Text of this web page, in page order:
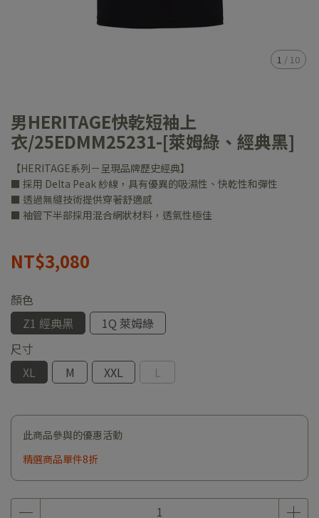
1 / 10
男HERITAGE快乾短袖上
衣/25EDMM25231-[萊姆綠、經典黑]
【HERITAGE系列－呈現品牌歷史經典】
■ 採用 Delta Peak 紗線，具有優異的吸濕性、快乾性和彈性
■ 透過無縫​​技術提供穿著舒適感
■ 袖管下半部採用混合網狀材料，透氣性極佳
NT$3,080
顏色
Z1 經典黑
1Q 萊姆綠
尺寸
XL
M XXL L
此商品參與的優惠活動
精選商品單件8折